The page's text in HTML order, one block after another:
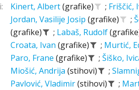
Kinert, Albert(grafike) ; Friščić,
Jordan, Vasilije Josip (grafike) ;
(grafike)
; Labaš, Rudolf
Croata, Ivan (grafike) ; Murtić,
Paro, Frane (grafike) ; Šiško,
Miošić, Andrija (stihovi) ;
Pavlović, Vladimir(stihovi) ;